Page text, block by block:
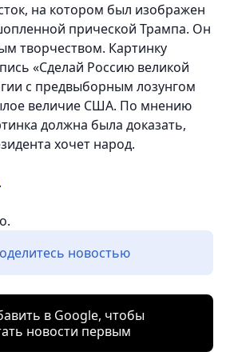
на котором был изображен
прической Трампа. Он
творчеством. Картинку
«Сделай Россию великой
с предвыборным лозунгом
величие США. По мнению
должна была доказать,
хочет народ.
.
новостью
в Google, чтобы
новости первым